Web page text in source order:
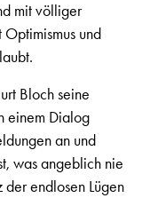
mit völliger
und
Bloch seine
einem Dialog
an und
was angeblich nie
endlosen Lügen